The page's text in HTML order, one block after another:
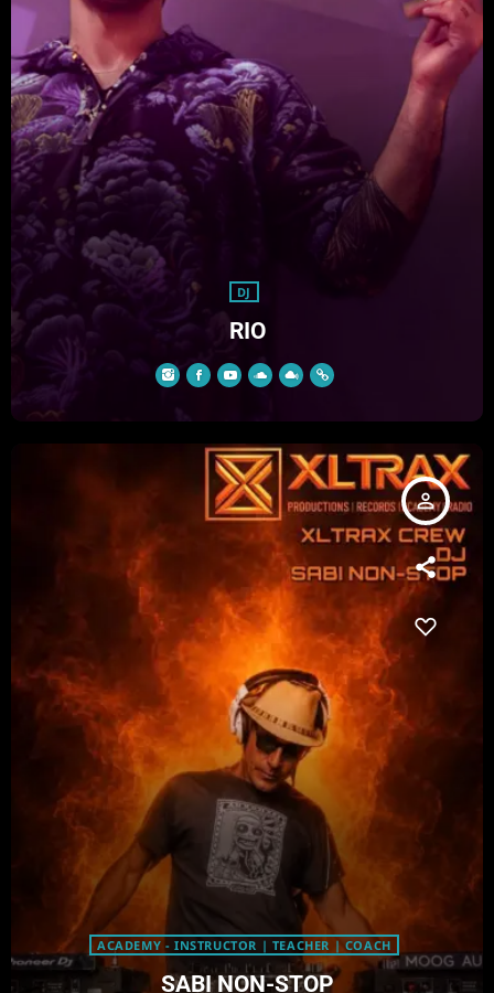
DJ
RIO
person_outline
ACADEMY - INSTRUCTOR | TEACHER | COACH
SABI NON-STOP